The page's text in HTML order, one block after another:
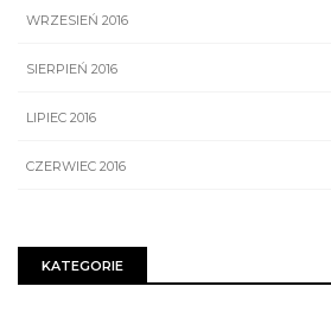
WRZESIEŃ 2016
SIERPIEŃ 2016
LIPIEC 2016
CZERWIEC 2016
KATEGORIE